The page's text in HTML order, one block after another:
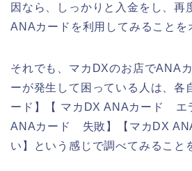
因なら、しっかりと入金をし、再
ANAカードを利用してみることを
それでも、マカDXのお店でANA
ーが発生して困っている人は、各
ード】【 マカDX ANAカード エ
ANAカード 失敗】【マカDX
い】という感じで調べてみること